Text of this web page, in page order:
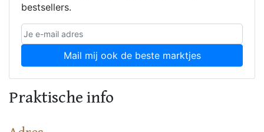
bestsellers.
Mail mij ook de beste marktjes
Praktische info